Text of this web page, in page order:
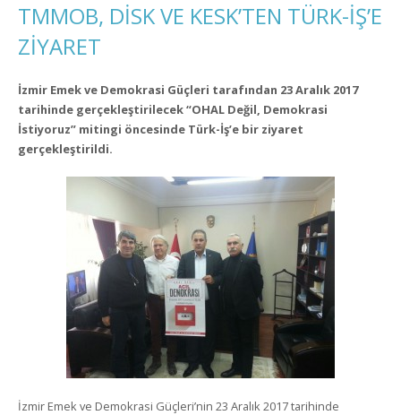
TMMOB, DİSK VE KESK’TEN TÜRK-İŞ’E
ZİYARET
İzmir Emek ve Demokrasi Güçleri tarafından 23 Aralık 2017
tarihinde gerçekleştirilecek “OHAL Değil, Demokrasi
İstiyoruz” mitingi öncesinde Türk-İş’e bir ziyaret
gerçekleştirildi.
İzmir Emek ve Demokrasi Güçleri’nin 23 Aralık 2017 tarihinde